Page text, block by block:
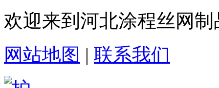
欢迎来到河北涂程丝网
网站地图 | 联系我们